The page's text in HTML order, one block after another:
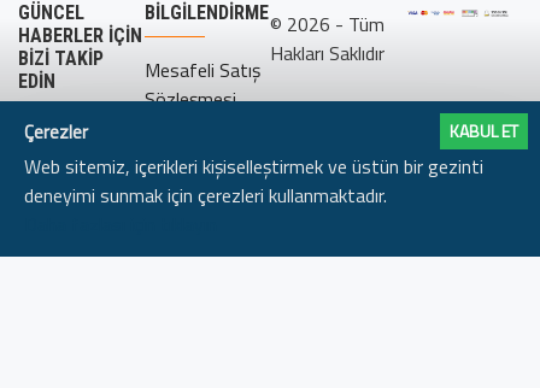
GÜNCEL
HABERLER İÇİN
BİZİ TAKİP
EDİN
BILGILENDIRME
Mesafeli Satış
Sözleşmesi
Politikası
© 2026 - Tüm
Hakları Saklıdır
KABUL ET
Çerezler
Web sitemiz, içerikleri kişiselleştirmek ve üstün bir gezinti
deneyimi sunmak için çerezleri kullanmaktadır.